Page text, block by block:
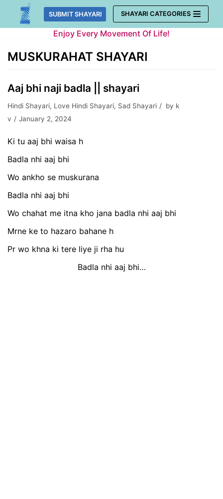
Skip
SUBMIT SHAYARI SHAYARI CATEGORIES
Enjoy Every Movement Of Life!
MUSKURAHAT SHAYARI
Aaj bhi naji badla || shayari
Hindi Shayari, Love Hindi Shayari, Sad Shayari by k
v
January 2, 2024
Ki tu aaj bhi waisa h
Badla nhi aaj bhi
Wo ankho se muskurana
Badla nhi aaj bhi
Wo chahat me itna kho jana badla nhi aaj bhi
Mrne ke to hazaro bahane h
Pr wo khna ki tere liye ji rha hu
Badla nhi aaj bhi…